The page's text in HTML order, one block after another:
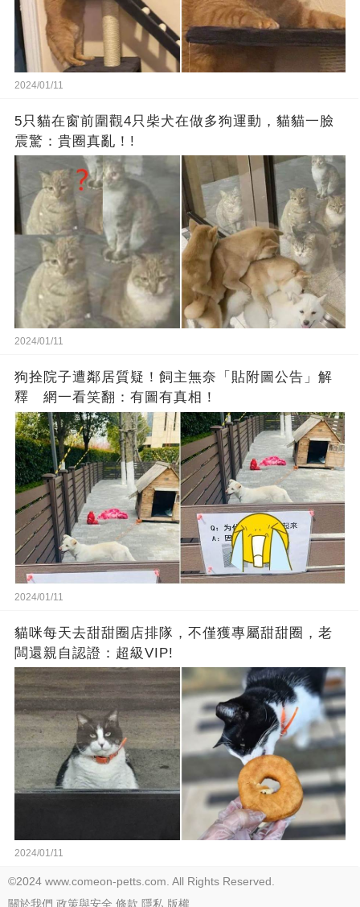
2024/01/11
5只貓在窗前圍觀4只柴犬在做多狗運動，貓貓一臉
震驚：貴圈真亂！!
2024/01/11
狗拴院子遭鄰居質疑！飼主無奈「貼附圖公告」解
釋 網一看笑翻：有圖有真相！
2024/01/11
貓咪每天去甜甜圈店排隊，不僅獲專屬甜甜圈，老
闆還親自認證：超級VIP!
2024/01/11
©2024 www.comeon-petts.com. All Rights Reserved.
關於我們 政策與安全 條款 隱私 版權